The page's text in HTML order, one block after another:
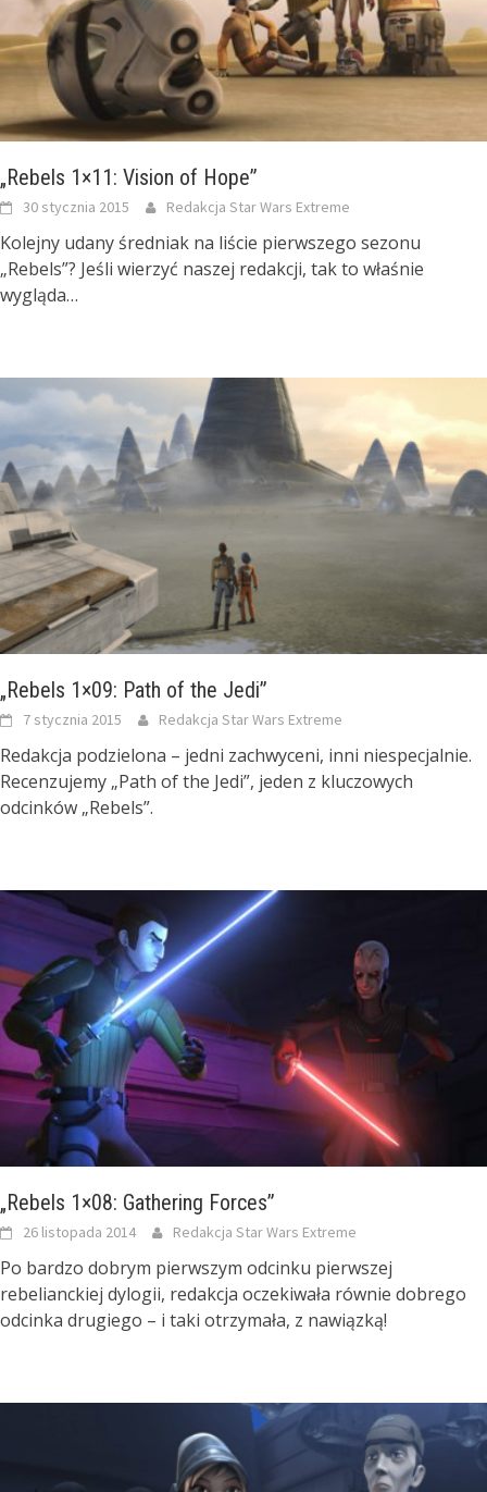
„Rebels 1×11: Vision of Hope”
30 stycznia 2015 Redakcja Star Wars Extreme
Kolejny udany średniak na liście pierwszego sezonu
„Rebels”? Jeśli wierzyć naszej redakcji, tak to właśnie
wygląda…
„Rebels 1×09: Path of the Jedi”
7 stycznia 2015 Redakcja Star Wars Extreme
Redakcja podzielona – jedni zachwyceni, inni niespecjalnie.
Recenzujemy „Path of the Jedi”, jeden z kluczowych
odcinków „Rebels”.
„Rebels 1×08: Gathering Forces”
26 listopada 2014 Redakcja Star Wars Extreme
Po bardzo dobrym pierwszym odcinku pierwszej
rebelianckiej dylogii, redakcja oczekiwała równie dobrego
odcinka drugiego – i taki otrzymała, z nawiązką!